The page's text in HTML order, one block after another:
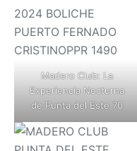
Madero Club: La
Experiencia Nocturna
de Punta del Este 70